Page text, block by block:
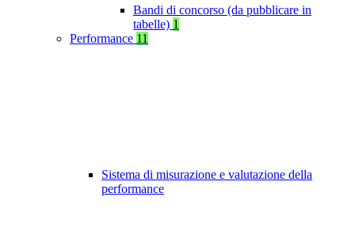
Bandi di concorso (da pubblicare in
tabelle) 1
Performance 11
Sistema di misurazione e valutazione della
performance